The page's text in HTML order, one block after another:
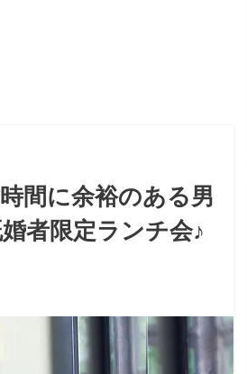
間に余裕のある男
者限定ランチ会♪